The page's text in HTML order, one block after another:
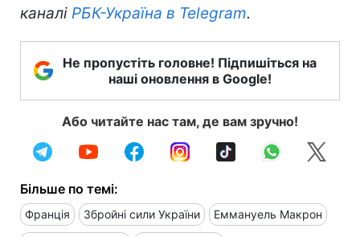
каналі РБК-Україна в Telegram.
Не пропустіть головне! Підпишіться на
наші оновлення в Google!
Або читайте нас там, де вам зручно!
Більше по темі:
Франція Збройні сили України Еммануель Макрон